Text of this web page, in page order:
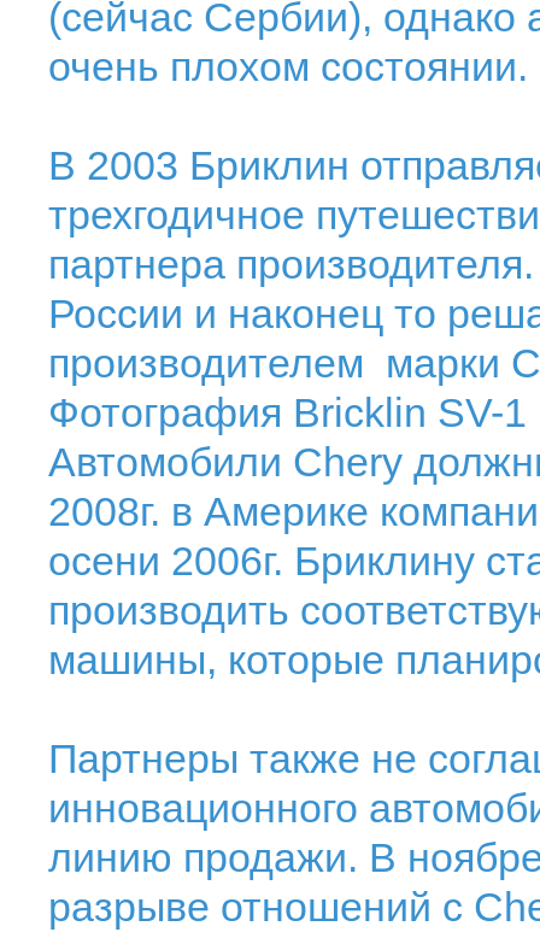
(сейчас Сербии),
очень плохом состоянии.
В 2003 Бриклин
трехгодичное
партнера
России и наконец то
производителем марки
Фотография Bricklin SV-1
Автомобили Chery
2008г. в Америке
осени 2006г. Бриклину
производить
машины, которые
Партнеры также не
инновационного
линию продажи. В
разрыве отношений с